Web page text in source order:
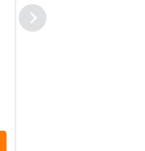
4K TV (2025)